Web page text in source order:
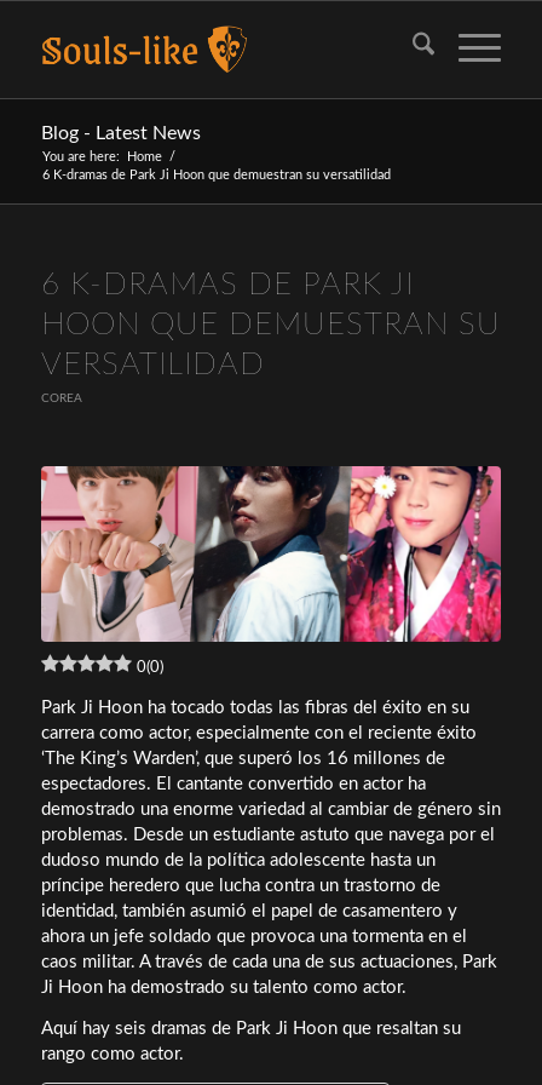
Blog - Latest News
You are here: Home
/
6 K-dramas de Park Ji Hoon que demuestran su versatilidad
6 K-DRAMAS DE PARK JI
HOON QUE DEMUESTRAN SU
VERSATILIDAD
COREA
0(0)
Park Ji Hoon ha tocado todas las fibras del éxito en su
carrera como actor, especialmente con el reciente éxito
‘The King’s Warden’, que superó los 16 millones de
espectadores. El cantante convertido en actor ha
demostrado una enorme variedad al cambiar de género sin
problemas. Desde un estudiante astuto que navega por el
dudoso mundo de la política adolescente hasta un
príncipe heredero que lucha contra un trastorno de
identidad, también asumió el papel de casamentero y
ahora un jefe soldado que provoca una tormenta en el
caos militar. A través de cada una de sus actuaciones, Park
Ji Hoon ha demostrado su talento como actor.
Aquí hay seis dramas de Park Ji Hoon que resaltan su
rango como actor.